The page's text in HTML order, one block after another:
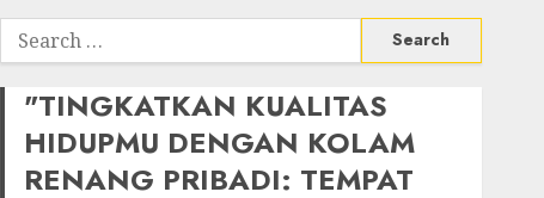
Search
for:
"TINGKATKAN KUALITAS
HIDUPMU DENGAN KOLAM
RENANG PRIBADI: TEMPAT